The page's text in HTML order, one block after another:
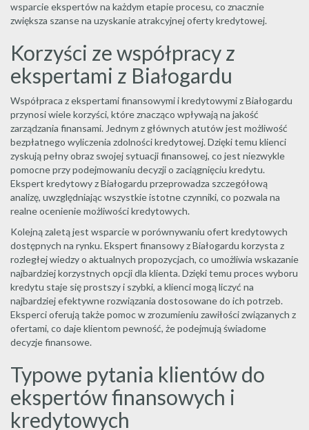
wsparcie ekspertów na każdym etapie procesu, co znacznie
zwiększa szanse na uzyskanie atrakcyjnej oferty kredytowej.
Korzyści ze współpracy z
ekspertami z Białogardu
Współpraca z ekspertami finansowymi i kredytowymi z Białogardu
przynosi wiele korzyści, które znacząco wpływają na jakość
zarządzania finansami. Jednym z głównych atutów jest możliwość
bezpłatnego wyliczenia zdolności kredytowej. Dzięki temu klienci
zyskują pełny obraz swojej sytuacji finansowej, co jest niezwykle
pomocne przy podejmowaniu decyzji o zaciągnięciu kredytu.
Ekspert kredytowy z Białogardu przeprowadza szczegółową
analizę, uwzględniając wszystkie istotne czynniki, co pozwala na
realne ocenienie możliwości kredytowych.
Kolejną zaletą jest wsparcie w porównywaniu ofert kredytowych
dostępnych na rynku. Ekspert finansowy z Białogardu korzysta z
rozległej wiedzy o aktualnych propozycjach, co umożliwia wskazanie
najbardziej korzystnych opcji dla klienta. Dzięki temu proces wyboru
kredytu staje się prostszy i szybki, a klienci mogą liczyć na
najbardziej efektywne rozwiązania dostosowane do ich potrzeb.
Eksperci oferują także pomoc w zrozumieniu zawiłości związanych z
ofertami, co daje klientom pewność, że podejmują świadome
decyzje finansowe.
Typowe pytania klientów do
ekspertów finansowych i
kredytowych